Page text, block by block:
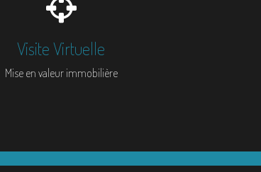
Visite Virtuelle
Mise en valeur immobilière